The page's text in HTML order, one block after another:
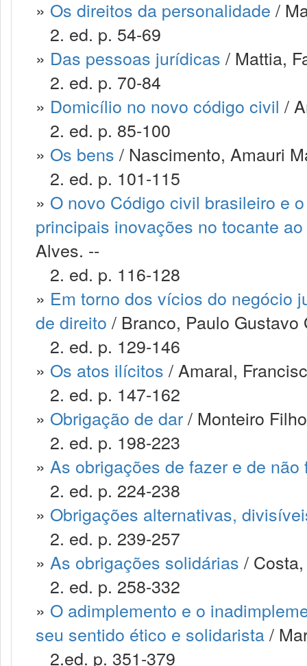
» Os direitos da personalidade /
2. ed. p. 54-69
» Das pessoas jurídicas / Mattia,
2. ed. p. 70-84
» Domicílio no novo código civil /
2. ed. p. 85-100
» Os bens / Nascimento, Amauri
2. ed. p. 101-115
» O novo Código civil brasileiro e
principais inovações no tocante
Alves. --
2. ed. p. 116-128
» Em torno dos vícios do negócio
de direito / Branco, Paulo Gustavo
2. ed. p. 129-146
» Os atos ilícitos / Amaral,
2. ed. p. 147-162
» Obrigação de dar/ Monteiro
2. ed. p. 198-223
» As obrigações de fazer e de não
2. ed. p. 224-238
» Obrigações alternativas,
2. ed. p. 239-257
» As obrigações solidárias /
2. ed. p. 258-332
» O adimplemento e o
seu sentido ético e solidarista/
2.ed. p. 351-379